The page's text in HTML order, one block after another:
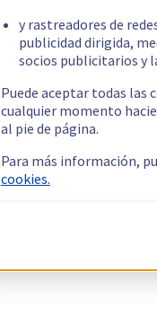
y rastreadores de
publicidad dirigida,
socios publicitarios y
Puede aceptar todas las
cualquier momento
al pie de página.
Para más información,
cookies.